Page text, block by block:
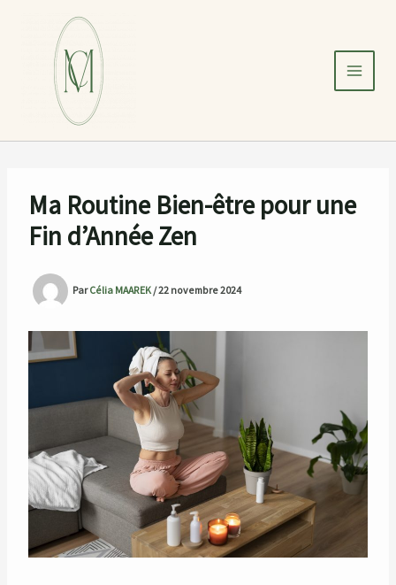
Ma Routine Bien-être pour une
Fin d’Année Zen
ParCélia MAAREK/22 novembre 2024